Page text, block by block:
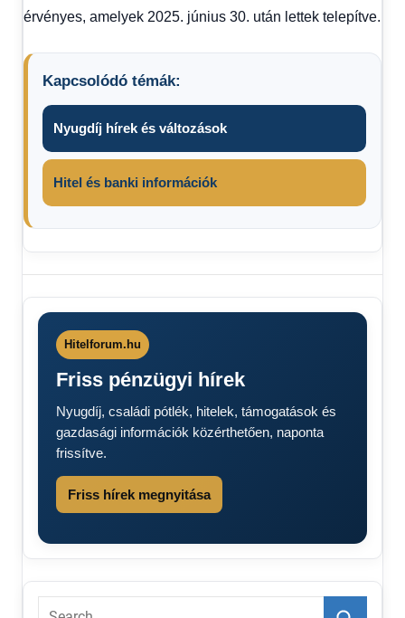
érvényes, amelyek 2025. június 30. után lettek telepítve.
Kapcsolódó témák:
Nyugdíj hírek és változások
Hitel és banki információk
hírek
percről
kötelező
készpénz
használat
Hitelforum.hu
Friss pénzügyi hírek
Nyugdíj, családi pótlék, hitelek, támogatások és
gazdasági információk közérthetően, naponta
frissítve.
Friss hírek megnyitása
Search